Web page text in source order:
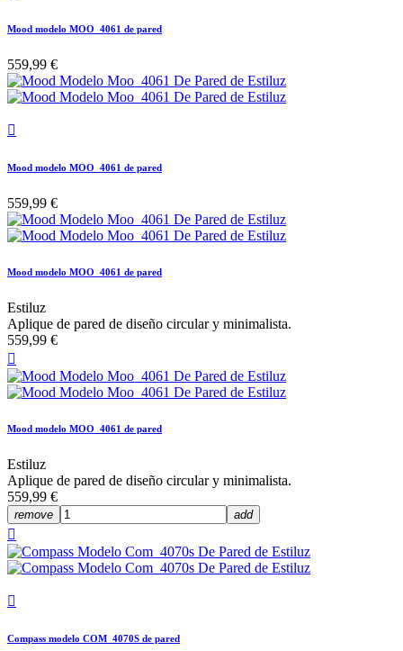
Mood modelo MOO_4061 de pared
559,99 €

Mood modelo MOO_4061 de pared
559,99 €
Mood modelo MOO_4061 de pared
Estiluz
Aplique de pared de diseño circular y minimalista.
559,99 €

Mood modelo MOO_4061 de pared
Estiluz
Aplique de pared de diseño circular y minimalista.
559,99 €
remove add


Compass modelo COM_4070S de pared